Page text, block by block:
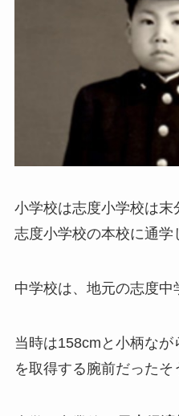
小学校は志度小学校は
志度小学校の本校に通学
中学校は、地元の志度中
当時は158cmと小柄な
を取得する腕前だったそ